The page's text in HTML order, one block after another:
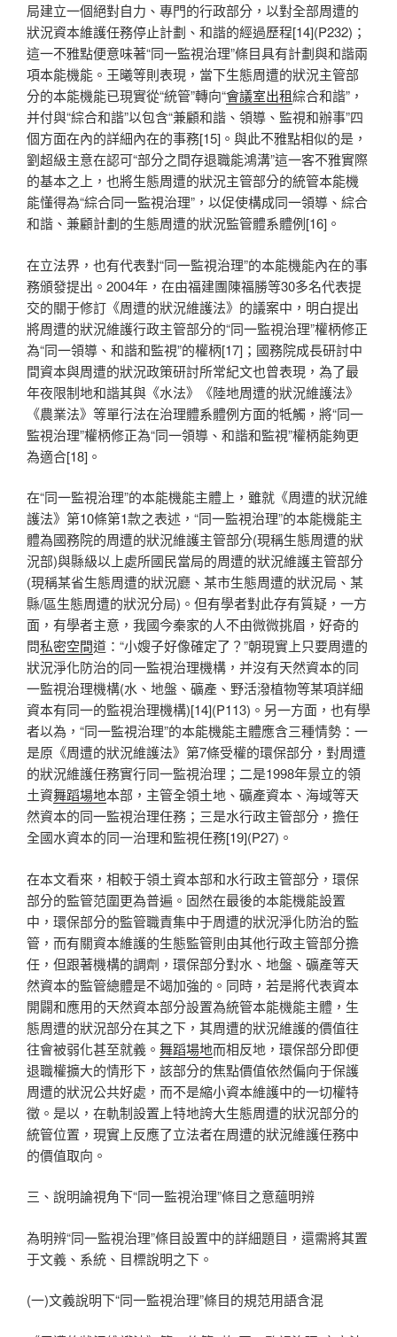
局建立一個絕對自力、專門的行政部分，以對全部周遭的
狀況資本維護任務停止計劃、和諧的經過歷程[14](P232)；
這一不雅點便意味著“同一監視治理”條目具有計劃與和諧兩
項本能機能。王曦等則表現，當下生態周遭的狀況主管部
分的本能機能已現實從“統管”轉向“會議室出租綜合和諧”，
并付與“綜合和諧”以包含“兼顧和諧、領導、監視和辦事”四
個方面在內的詳細內在的事務[15]。與此不雅點相似的是，
劉超級主意在認可“部分之間存退職能鴻溝”這一客不雅實際
的基本之上，也將生態周遭的狀況主管部分的統管本能機
能懂得為“綜合同一監視治理”，以促使構成同一領導、綜合
和諧、兼顧計劃的生態周遭的狀況監管體系體例[16]。
在立法界，也有代表對“同一監視治理”的本能機能內在的事
務頒發提出。2004年，在由福建團陳福勝等30多名代表提
交的關于修訂《周遭的狀況維護法》的議案中，明白提出
將周遭的狀況維護行政主管部分的“同一監視治理”權柄修正
為“同一領導、和諧和監視”的權柄[17]；國務院成長研討中
間資本與周遭的狀況政策研討所常紀文也曾表現，為了最
年夜限制地和諧其與《水法》《陸地周遭的狀況維護法》
《農業法》等單行法在治理體系體例方面的牴觸，將“同一
監視治理”權柄修正為“同一領導、和諧和監視”權柄能夠更
為適合[18]。
在“同一監視治理”的本能機能主體上，雖就《周遭的狀況維
護法》第10條第1款之表述，“同一監視治理”的本能機能主
體為國務院的周遭的狀況維護主管部分(現稱生態周遭的狀
況部)與縣級以上處所國民當局的周遭的狀況維護主管部分
(現稱某省生態周遭的狀況廳、某市生態周遭的狀況局、某
縣/區生態周遭的狀況分局)。但有學者對此存有質疑，一方
面，有學者主意，我國今秦家的人不由微微挑眉，好奇的
問私密空間道：“小嫂子好像確定了？”朝現實上只要周遭的
狀況淨化防治的同一監視治理機構，并沒有天然資本的同
一監視治理機構(水、地盤、礦產、野活潑植物等某項詳細
資本有同一的監視治理機構)[14](P113)。另一方面，也有學
者以為，“同一監視治理”的本能機能主體應含三種情勢：一
是原《周遭的狀況維護法》第7條受權的環保部分，對周遭
的狀況維護任務實行同一監視治理；二是1998年景立的領
土資舞蹈場地本部，主管全領土地、礦產資本、海域等天
然資本的同一監視治理任務；三是水行政主管部分，擔任
全國水資本的同一治理和監視任務[19](P27)。
在本文看來，相較于領土資本部和水行政主管部分，環保
部分的監管范圍更為普遍。固然在最後的本能機能設置
中，環保部分的監管職責集中于周遭的狀況淨化防治的監
管，而有關資本維護的生態監管則由其他行政主管部分擔
任，但跟著機構的調劑，環保部分對水、地盤、礦產等天
然資本的監管總體是不竭加強的。同時，若是將代表資本
開闢和應用的天然資本部分設置為統管本能機能主體，生
態周遭的狀況部分在其之下，其周遭的狀況維護的價值往
往會被弱化甚至就義。 舞蹈場地而相反地，環保部分即便
退職權擴大的情形下，該部分的焦點價值依然偏向于保護
周遭的狀況公共好處，而不是縮小資本維護中的一切權特
徵。是以，在軌制設置上特地誇大生態周遭的狀況部分的
統管位置，現實上反應了立法者在周遭的狀況維護任務中
的價值取向。
三、說明論視角下“同一監視治理”條目之意蘊明辨
為明辨“同一監視治理”條目設置中的詳細題目，還需將其置
于文義、系統、目標說明之下。
(一)文義說明下“同一監視治理”條目的規范用語含混